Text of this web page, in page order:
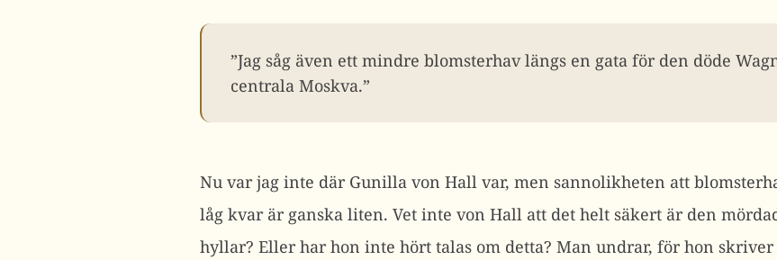
”Jag såg även ett mindre blomsterhav längs en gata för den döde
centrala Moskva.”
Nu var jag inte där Gunilla von Hall var, men sannolikheten att
låg kvar är ganska liten. Vet inte von Hall att det helt säkert är den
hyllar? Eller har hon inte hört talas om detta? Man undrar, för hon